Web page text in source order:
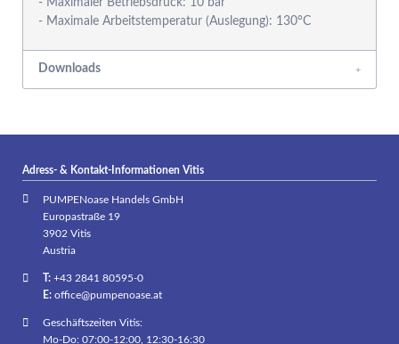
- Maximaler Betriebsdruck: 10 bar
- Maximale Arbeitstemperatur (Auslegung): 130°C
Downloads
Adress- & Kontakt-Informationen Vitis
PUMPENoase Handels GmbH
Europastraße 19
3902 Vitis
Austria
T:+43 2841 80595-0
E: office@pumpenoase.at
Geschäftszeiten Vitis:
Mo-Do: 07:00-12:00, 12:30-16:30